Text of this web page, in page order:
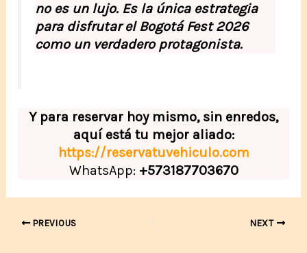
no es un lujo. Es la única estrategia
para disfrutar el Bogotá Fest 2026
como un verdadero protagonista.
Y para reservar hoy mismo, sin enredos,
aquí está tu mejor aliado:
https://reservatuvehiculo.com
WhatsApp: +573187703670
Post PREVIOUS NEXT